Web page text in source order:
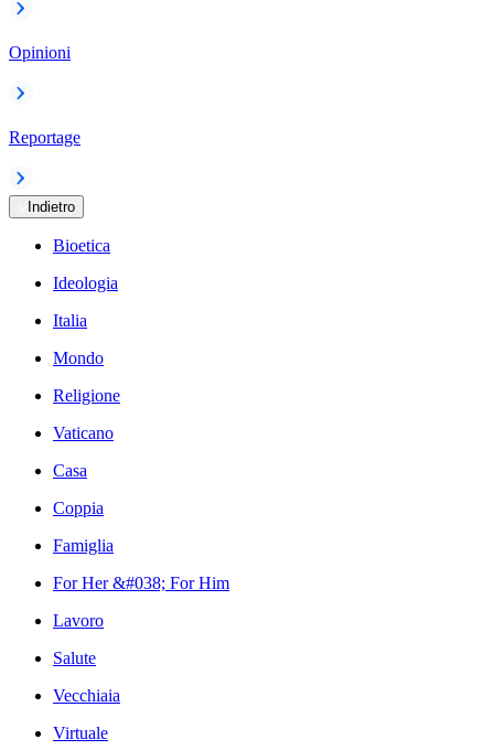
Opinioni
Reportage
Indietro
Bioetica
Ideologia
Italia
Mondo
Religione
Vaticano
Casa
Coppia
Famiglia
For Her &#038; For Him
Lavoro
Salute
Vecchiaia
Virtuale